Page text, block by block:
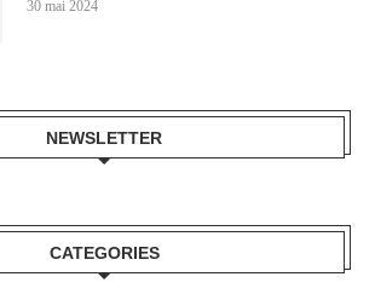
30 mai 2024
NEWSLETTER
CATEGORIES